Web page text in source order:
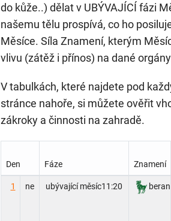
do kůže..) dělat v UBÝVAJÍCÍ fázi
našemu tělu prospívá, co ho
Měsíce. Síla Znamení, kterým
vlivu (zátěž i přínos) na dané
V tabulkách, které najdete pod
stránce nahoře, si můžete ověřit
zákroky a činnosti na zahradě.
Den Fáze Znamení
1 ne ubývající měsíc11:20 beran